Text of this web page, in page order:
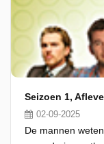
Seizoen 1,
02-09-2025
De mannen